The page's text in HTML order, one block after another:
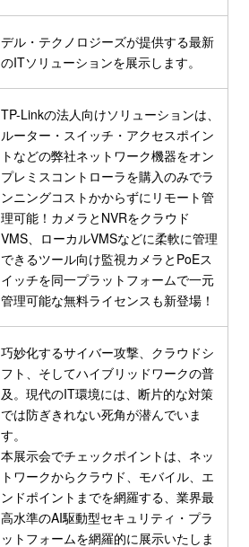
デル・テクノロジーズが提供する最新
のITソリューションを展示します。
TP-Linkの法人向けソリューションは、
ルーター・スイッチ・アクセスポイン
トなどの弊社ネットワーク機器をオン
プレミスコントローラを購入のみでラ
ンニングコストかからずにリモート管
理可能！カメラとNVRをクラウド
VMS、ローカルVMSなどに柔軟に管理
できるツール向け監視カメラとPoEス
イッチを同一プラットフォームで一元
管理可能な無料ライセンスも新登場！
巧妙化するサイバー攻撃、クラウドシ
フト、そしてハイブリッドワークの普
及。現代のIT環境には、断片的な対策
では防ぎきれない死角が潜んでいま
す。
本展示会でチェックポイントは、ネッ
トワークからクラウド、モバイル、エ
ンドポイントまでを網羅する、業界最
高水準のAI駆動型セキュリティ・プラ
ットフォームを網羅的に展示いたしま